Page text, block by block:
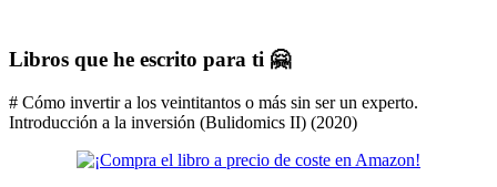
Libros que he escrito para ti 🤗
# Cómo invertir a los veintitantos o más sin ser un experto.
Introducción a la inversión (Bulidomics II) (2020)